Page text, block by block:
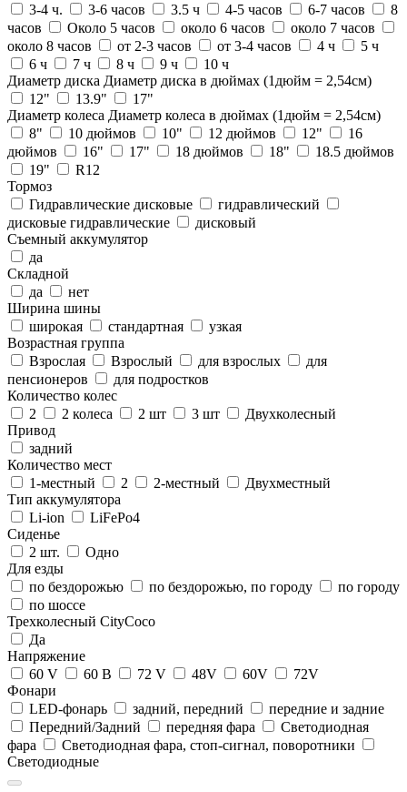
3-4 ч.
3-6 часов 3.5 ч 4-5 часов 6-7 часов
8
часов
Около 5 часов около 6 часов
около 7 часов
около 8 часов
от 2-3 часов от 3-4 часов 4 ч
5 ч
6 ч
7 ч 8 ч 9 ч
10 ч
Диаметр диска Диаметр диска в дюймах (1дюйм = 2,54см)
12"
13.9"
17"
Диаметр колеса Диаметр колеса в дюймах (1дюйм = 2,54см)
8"
10 дюймов 10" 12 дюймов 12"
16
дюймов
16" 17" 18 дюймов 18"
18.5 дюймов
19"
R12
Тормоз
Гидравлические дисковые
гидравлический
дисковые гидравлические
дисковый
Съемный аккумулятор
да
Складной
да
нет
Ширина шины
широкая
стандартная
узкая
Возрастная группа
Взрослая
Взрослый для взрослых
для
пенсионеров
для подростков
Количество колес
2
2 колеса 2 шт 3 шт
Двухколесный
Привод
задний
Количество мест
1-местный
2 2-местный
Двухместный
Тип аккумулятора
Li-ion
LiFePo4
Сиденье
2 шт.
Одно
Для езды
по бездорожью
по бездорожью, по городу
по городу
по шоссе
Трехколесный CityCoco
Да
Напряжение
60 V
60 В 72 V 48V 60V
72V
Фонари
LED-фонарь
задний, передний
передние и задние
Передний/Задний
передняя фара
Светодиодная
фара
Светодиодная фара, стоп-сигнал, поворотники
Светодиодные